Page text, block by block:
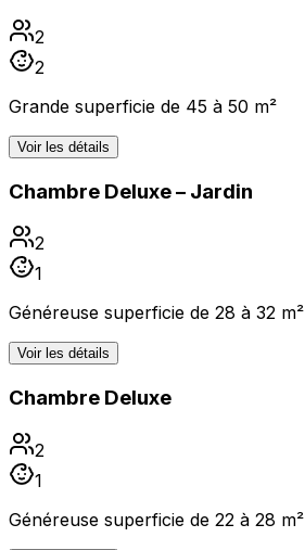
2
2
Grande superficie de 45 à 50 m²
Voir les détails
Chambre Deluxe – Jardin
2
1
Généreuse superficie de 28 à 32 m²
Voir les détails
Chambre Deluxe
2
1
Généreuse superficie de 22 à 28 m²